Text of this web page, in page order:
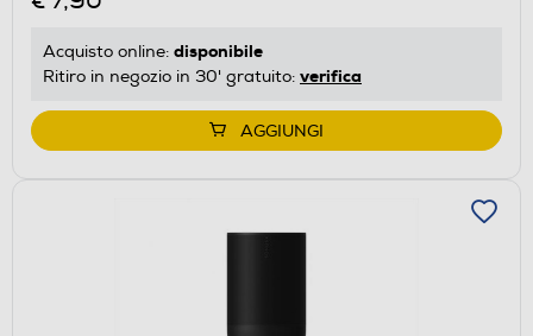
Acquisto online: disponibile
Ritiro in negozio in 30' gratuito: verifica
AGGIUNGI